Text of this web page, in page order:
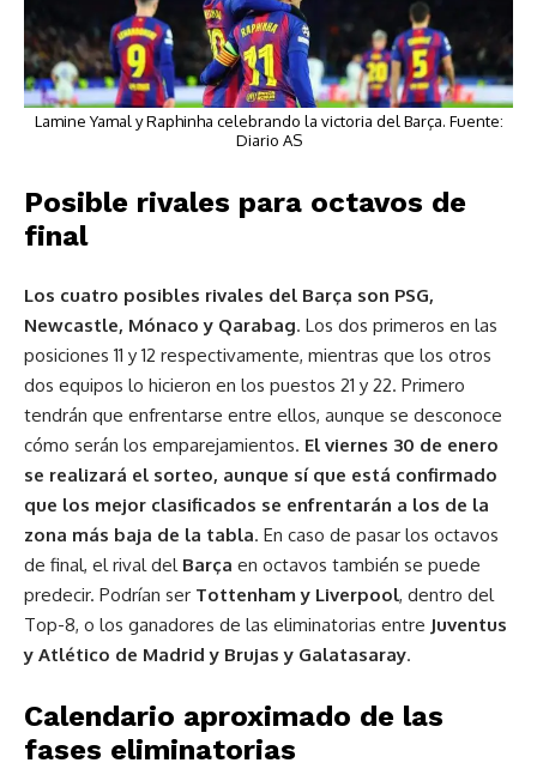
Lamine Yamal y Raphinha celebrando la victoria del Barça. Fuente:
Diario AS
Posible rivales para octavos de
final
Los cuatro posibles rivales del Barça son PSG,
Newcastle, Mónaco y Qarabag. Los dos primeros en las
posiciones 11 y 12 respectivamente, mientras que los otros
dos equipos lo hicieron en los puestos 21 y 22. Primero
tendrán que enfrentarse entre ellos, aunque se desconoce
cómo serán los emparejamientos. El viernes 30 de enero
se realizará el sorteo, aunque sí que está confirmado
que los mejor clasificados se enfrentarán a los de la
zona más baja de la tabla. En caso de pasar los octavos
de final, el rival del Barça en octavos también se puede
predecir. Podrían ser Tottenham y Liverpool, dentro del
Top-8, o los ganadores de las eliminatorias entre Juventus
y Atlético de Madrid y Brujas y Galatasaray.
Calendario aproximado de las
fases eliminatorias